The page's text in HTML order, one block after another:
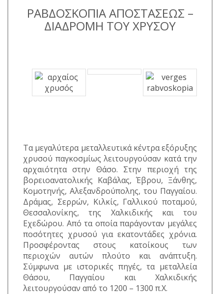
ΡΑΒΔΟΣΚΟΠΙΑ ΑΠΟΣΤΑΣΕΩΣ –
ΔΙΑΔΡΟΜΗ ΤΟΥ ΧΡΥΣΟΥ
Τα μεγαλύτερα μεταλλευτικά κέντρα εξόρυξης
χρυσού παγκοσμίως λειτουργούσαν κατά την
αρχαιότητα στην Θάσο. Στην περιοχή της
βορειοανατολικής Καβάλας, Έβρου, Ξάνθης,
Κομοτηνής, Αλεξανδρούπολης, του Παγγαίου.
Δράμας, Σερρών, Κιλκίς, Γαλλικού ποταμού,
Θεσσαλονίκης, της Χαλκιδικής και του
Εχεδώρου. Από τα οποία παράγονταν μεγάλες
ποσότητες χρυσού για εκατοντάδες χρόνια.
Προσφέροντας στους κατοίκους των
περιοχών αυτών πλούτο και ανάπτυξη.
Σύμφωνα με ιστορικές πηγές, τα μεταλλεία
Θάσου, Παγγαίου και Χαλκιδικής
λειτουργούσαν από το 1200 – 1300 π.Χ.